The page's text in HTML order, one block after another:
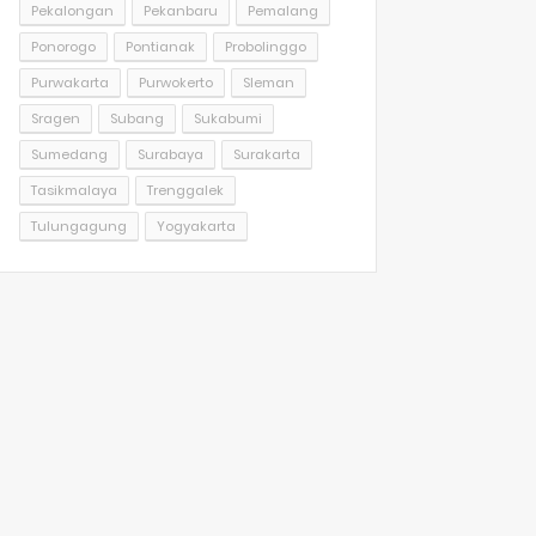
Pekalongan
Pekanbaru
Pemalang
Ponorogo
Pontianak
Probolinggo
Purwakarta
Purwokerto
Sleman
Sragen
Subang
Sukabumi
Sumedang
Surabaya
Surakarta
Tasikmalaya
Trenggalek
Tulungagung
Yogyakarta